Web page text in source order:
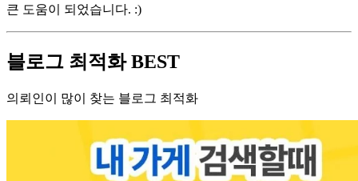
큰 도움이 되었습니다. :)
블로그 최적화 BEST
의뢰인이 많이 찾는 블로그 최적화